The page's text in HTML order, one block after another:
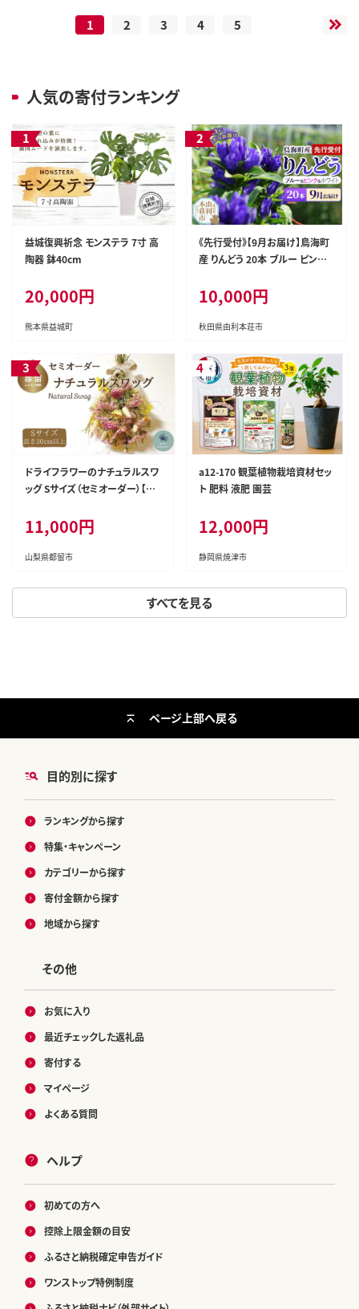
1 2 3 4 5
人気の寄付ランキング
すべてを見る
益城復興祈念 モンステラ 7寸 高
陶器 鉢40cm
20,000円
熊本県益城町
《先行受付》【9月お届け】鳥海町
産 りんどう 20本 ブルー ピンク
花 生花 仏花 切り花 ギフト 贈答
インテリア フラワー 秋田県 由利
本荘市 鳥海町産]
10,000円
秋田県由利本荘市
ドライフラワーのナチュラルスワ
ッグ Sサイズ（セミオーダー）【at
ワー スワッグ プレゼント 花束 誕
生日 敬老の日 卒業 退職 ミルテ
ィコロール
11,000円
山梨県都留市
a12-170 観葉植物栽培資材セッ
ト 肥料 液肥 園芸
12,000円
静岡県焼津市
目的別に探す
ランキングから探す
特集・キャンペーン
カテゴリーから探す
寄付金額から探す
地域から探す
その他
お気に入り
最近チェックした返礼品
寄付する
マイページ
よくある質問
ヘルプ
初めての方へ
控除上限金額の目安
ふるさと納税確定申告ガイド
ワンストップ特例制度
ページ上部へ戻る